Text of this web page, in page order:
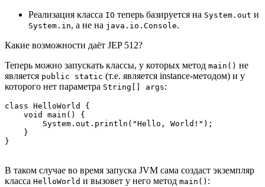
Реализация класса IO теперь базируется на System.out и
System.in, а не на java.io.Console.
Какие возможности даёт JEP 512?
Теперь можно запускать классы, у которых метод main() не
является public static (т.е. является instance-методом) и у
которого нет параметра String[] args:
class HelloWorld {
    void main() {
        System.out.println("Hello, World!");
    }
В таком случае во время запуска JVM сама создаст экземпляр
класса HelloWorld и вызовет у него метод main() :